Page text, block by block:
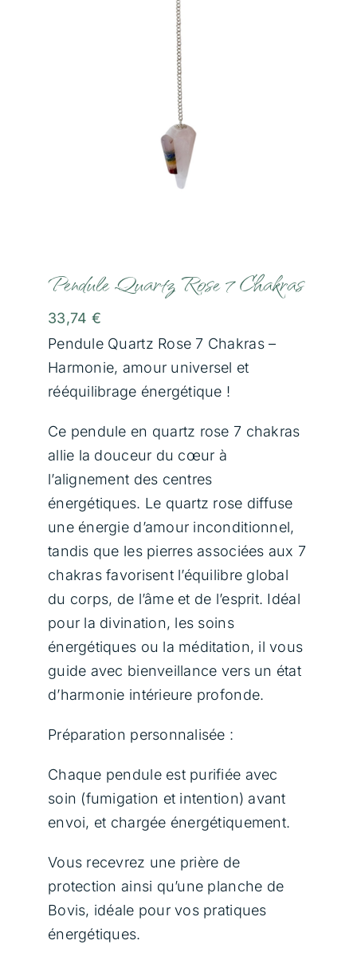
Communication Animale
Soins Magnétisme
Soins Lithothérapie
Rituels
Boutique
Contact
Panier
Pendule Quartz Rose 7 Chakras
33,74 €
Pendule Quartz Rose 7 Chakras –
Harmonie, amour universel et
rééquilibrage énergétique !
Ce pendule en quartz rose 7 chakras
allie la douceur du cœur à
l’alignement des centres
énergétiques. Le quartz rose diffuse
une énergie d’amour inconditionnel,
tandis que les pierres associées aux 7
chakras favorisent l’équilibre global
du corps, de l’âme et de l’esprit. Idéal
pour la divination, les soins
énergétiques ou la méditation, il vous
guide avec bienveillance vers un état
d’harmonie intérieure profonde.
Préparation personnalisée :
Chaque pendule est purifiée avec
soin (fumigation et intention) avant
envoi, et chargée énergétiquement.
Vous recevrez une prière de
protection ainsi qu’une planche de
Bovis, idéale pour vos pratiques
énergétiques.